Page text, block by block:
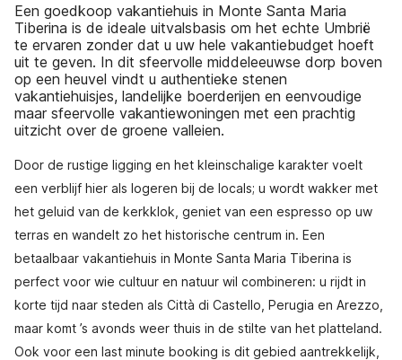
Een goedkoop vakantiehuis in Monte Santa Maria
Tiberina is de ideale uitvalsbasis om het echte Umbrië
te ervaren zonder dat u uw hele vakantiebudget hoeft
uit te geven. In dit sfeervolle middeleeuwse dorp boven
op een heuvel vindt u authentieke stenen
vakantiehuisjes, landelijke boerderijen en eenvoudige
maar sfeervolle vakantiewoningen met een prachtig
uitzicht over de groene valleien.
Door de rustige ligging en het kleinschalige karakter voelt
een verblijf hier als logeren bij de locals; u wordt wakker met
het geluid van de kerkklok, geniet van een espresso op uw
terras en wandelt zo het historische centrum in. Een
betaalbaar vakantiehuis in Monte Santa Maria Tiberina is
perfect voor wie cultuur en natuur wil combineren: u rijdt in
korte tijd naar steden als Città di Castello, Perugia en Arezzo,
maar komt ’s avonds weer thuis in de stilte van het platteland.
Ook voor een last minute booking is dit gebied aantrekkelijk,